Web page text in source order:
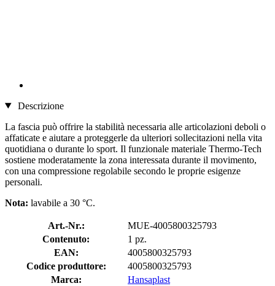
Descrizione
La fascia può offrire la stabilità necessaria alle articolazioni deboli o
affaticate e aiutare a proteggerle da ulteriori sollecitazioni nella vita
quotidiana o durante lo sport. Il funzionale materiale Thermo-Tech
sostiene moderatamente la zona interessata durante il movimento,
con una compressione regolabile secondo le proprie esigenze
personali.
Nota: lavabile a 30 °C.
Art.-Nr.:
MUE-4005800325793
Contenuto:
1 pz.
EAN:
4005800325793
Codice produttore:
4005800325793
Marca:
Hansaplast